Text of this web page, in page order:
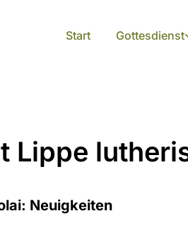
Start Gottesdienst
Lippe
Neuigkeiten